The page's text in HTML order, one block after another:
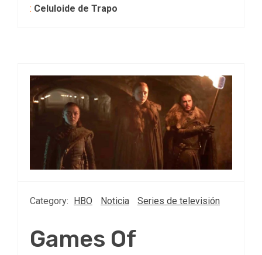
: Celuloide de Trapo
Category: HBO Noticia Series de televisión
Games Of